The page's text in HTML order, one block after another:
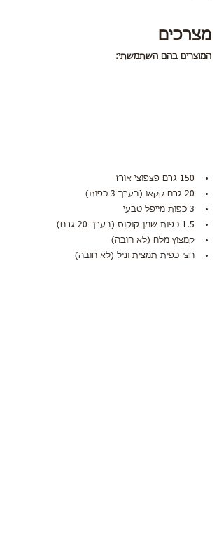
מצרכים
המוצרים בהם השתמשתי:
150 גרם פצפוצי אורז
20 גרם קקאו (בערך 3 כפות)
3 כפות מייפל טבעי
1.5 כפות שמן קוקוס (בערך 20 גרם)
קמצוץ מלח (לא חובה)
חצי כפית תמצית וניל (לא חובה)